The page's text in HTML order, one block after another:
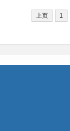
上页 1